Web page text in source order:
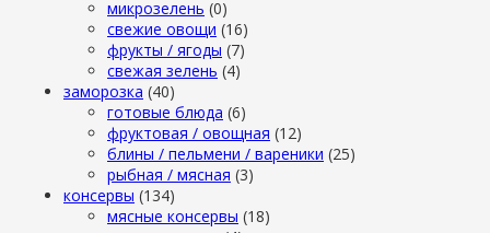
микрозелень (0)
свежие овощи (16)
фрукты / ягоды (7)
свежая зелень (4)
заморозка (40)
готовые блюда (6)
фруктовая / овощная (12)
блины / пельмени / вареники (25)
рыбная / мясная (3)
консервы (134)
мясные консервы (18)